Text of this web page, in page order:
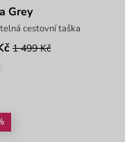
Grey
cestovní taška
1 499 Kč